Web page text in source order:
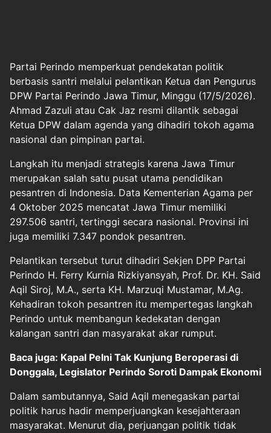
Partai Perindo memperkuat pendekatan politik
berbasis santri melalui pelantikan Ketua dan Pengurus
DPW Partai Perindo Jawa Timur, Minggu (17/5/2026).
Ahmad Zazuli atau Cak Jaz resmi dilantik sebagai
Ketua DPW dalam agenda yang dihadiri tokoh agama
nasional dan pimpinan partai.
Langkah itu menjadi strategis karena Jawa Timur
merupakan salah satu pusat utama pendidikan
pesantren di Indonesia. Data Kementerian Agama per
4 Oktober 2025 mencatat Jawa Timur memiliki
297.506 santri, tertinggi secara nasional. Provinsi ini
juga memiliki 7.347 pondok pesantren.
Pelantikan tersebut turut dihadiri Sekjen DPP Partai
Perindo H. Ferry Kurnia Rizkiyansyah, Prof. Dr. KH. Said
Aqil Siroj, M.A., serta KH. Marzuqi Mustamar, M.Ag.
Kehadiran tokoh pesantren itu mempertegas langkah
Perindo untuk membangun kedekatan dengan
kalangan santri dan masyarakat akar rumput.
Baca juga: Kapal Pelni Tak Kunjung Beroperasi di
Donggala, Legislator Perindo Soroti Dampak Ekonomi
Dalam sambutannya, Said Aqil menegaskan partai
politik harus hadir memperjuangkan kesejahteraan
masyarakat. Menurut dia, perjuangan politik tidak